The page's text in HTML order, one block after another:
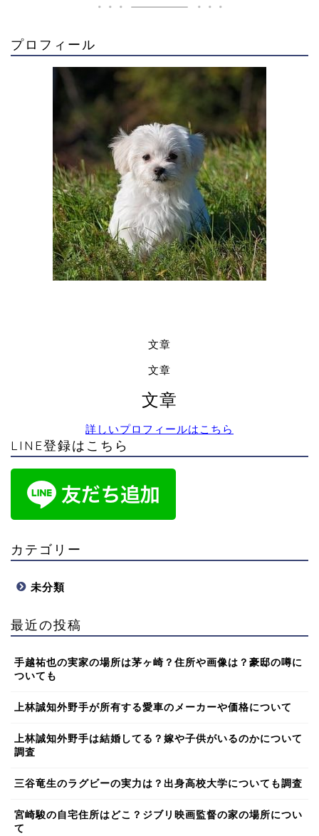
プロフィール
文章
文章
文章
詳しいプロフィールはこちら
LINE登録はこちら
カテゴリー
未分類
最近の投稿
手越祐也の実家の場所は茅ヶ崎？住所や画像は？豪邸の噂に
ついても
上林誠知外野手が所有する愛車のメーカーや価格について
上林誠知外野手は結婚してる？嫁や子供がいるのかについて
調査
三谷竜生のラグビーの実力は？出身高校大学についても調査
宮崎駿の自宅住所はどこ？ジブリ映画監督の家の場所につい
て